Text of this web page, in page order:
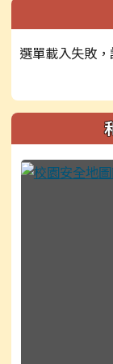
選單載入失敗